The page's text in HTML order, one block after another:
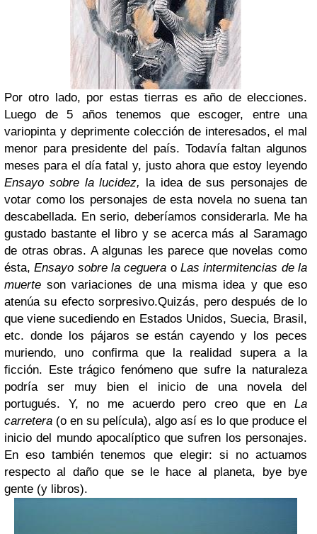
Por otro lado, por estas tierras es año de elecciones.
Luego de 5 años tenemos que escoger, entre una
variopinta y deprimente colección de interesados, el mal
menor para presidente del país. Todavía faltan algunos
meses para el día fatal y, justo ahora que estoy leyendo
Ensayo sobre la lucidez, la idea de sus personajes de
votar como los personajes de esta novela no suena tan
descabellada. En serio, deberíamos considerarla. Me ha
gustado bastante el libro y se acerca más al Saramago
de otras obras. A algunas les parece que novelas como
ésta,Ensayo sobre la ceguera oLas intermitencias de la
muerteson variaciones de una misma idea y que eso
atenúa su efecto sorpresivo.Quizás, pero después de lo
que viene sucediendo en Estados Unidos, Suecia, Brasil,
etc. donde los pájaros se están cayendo y los peces
muriendo, uno confirma que la realidad supera a la
ficción. Este trágico fenómeno que sufre la naturaleza
podría ser muy bien el inicio de una novela del
portugués. Y, no me acuerdo pero creo que en La
carretera (o en su película), algo así es lo que produce el
inicio del mundo apocalíptico que sufren los personajes.
En eso también tenemos que elegir: si no actuamos
respecto al daño que se le hace al planeta, bye bye
gente (y libros).